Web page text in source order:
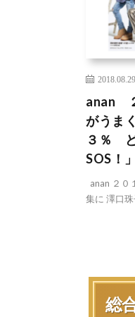
2018.08.29
anan
がうま
３％
SOS！」
anan ２０
集に 澤口
総